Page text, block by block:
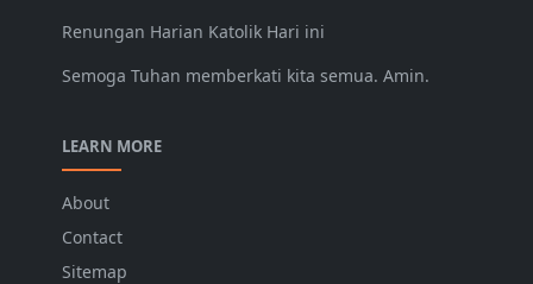
Renungan Harian Katolik Hari ini
Semoga Tuhan memberkati kita semua. Amin.
LEARN MORE
About
Contact
Sitemap